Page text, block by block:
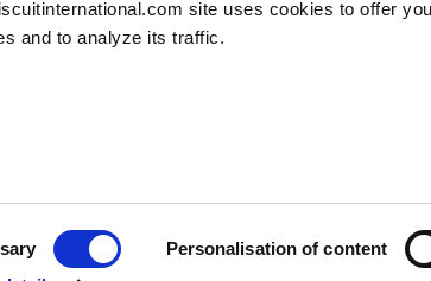
site uses cookies to offer
and to analyze its traffic.
Personalisation of content
Användarvillkor Cookies